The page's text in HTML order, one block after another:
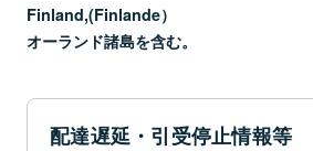
Finland,(Finlande）
オーランド諸島を含む。
配達遅延・引受停止情報等